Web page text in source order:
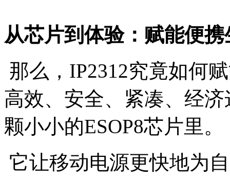
从芯片到体验：赋能便携
那么，IP2312究竟如何
高效、安全、紧凑、经
颗小小的ESOP8芯片里。
它让移动电源更快地为